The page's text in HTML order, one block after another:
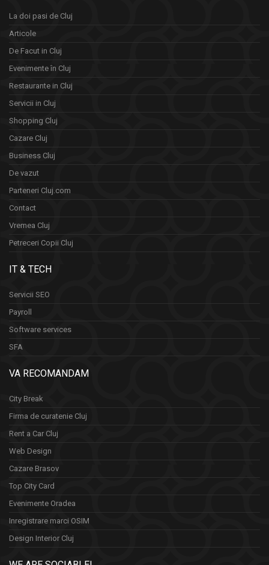
La doi pasi de Cluj
Articole
De Facut in Cluj
Evenimente în Cluj
Restaurante in Cluj
Servicii in Cluj
Shopping Cluj
Cazare Cluj
Business Cluj
De vazut
Parteneri Cluj.com
Contact
Vremea Cluj
Petreceri Copii Cluj
IT & TECH
Servicii SEO
Payroll
Software services
SFA
VA RECOMANDAM
City Break
Firma de curatenie Cluj
Rent a Car Cluj
Web Design
Cazare Brasov
Top City Card
Evenimente Oradea
Inregistrare marci OSIM
Design Interior Cluj